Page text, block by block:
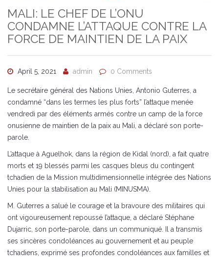
MALI: LE CHEF DE L’ONU
CONDAMNE L’ATTAQUE CONTRE LA
FORCE DE MAINTIEN DE LA PAIX
April 5, 2021 admin 0 Comments
Le secrétaire général des Nations Unies, Antonio Guterres, a
condamné “dans les termes les plus forts” l’attaque menée
vendredi par des éléments armés contre un camp de la force
onusienne de maintien de la paix au Mali, a déclaré son porte-
parole.
L’attaque à Aguelhok, dans la région de Kidal (nord), a fait quatre
morts et 19 blessés parmi les casques bleus du contingent
tchadien de la Mission multidimensionnelle intégrée des Nations
Unies pour la stabilisation au Mali (MINUSMA).
M. Guterres a salué le courage et la bravoure des militaires qui
ont vigoureusement repoussé l’attaque, a déclaré Stéphane
Dujarric, son porte-parole, dans un communiqué. Il a transmis
ses sincères condoléances au gouvernement et au peuple
tchadiens, exprimé ses profondes condoléances aux familles et